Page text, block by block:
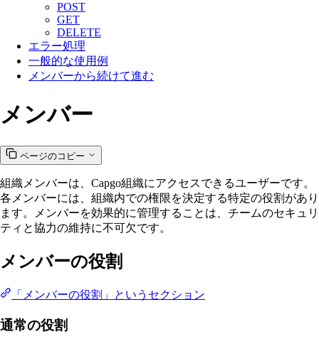
POST
GET
DELETE
エラー処理
一般的な使用例
メンバーから続けて進む
メンバー
ページのコピー
組織メンバーは、Capgo組織にアクセスできるユーザーです。
各メンバーには、組織内での権限を決定する特定の役割があり
ます。メンバーを効果的に管理することは、チームのセキュリ
ティと協力の維持に不可欠です。
メンバーの役割
「メンバーの役割」というセクション
通常の役割